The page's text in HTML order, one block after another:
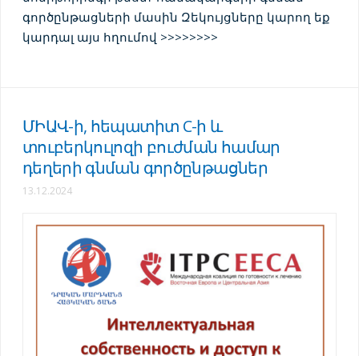
գործընթացների մասին Զեկույցները կարող եք
կարդալ այս հղումով >>>>>>>>
ՄԻԱՎ-ի, հեպատիտ C-ի և
տուբերկուլոզի բուժման համար
դեղերի գնման գործընթացներ
13.12.2024